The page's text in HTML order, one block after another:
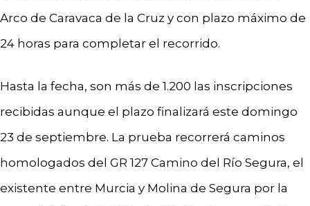
Arco de Caravaca de la Cruz y con plazo máximo de
24 horas para completar el recorrido.
Hasta la fecha, son más de 1.200 las inscripciones
recibidas aunque el plazo finalizará este domingo
23 de septiembre. La prueba recorrerá caminos
homologados del GR 127 Camino del Río Segura, el
existente entre Murcia y Molina de Segura por la